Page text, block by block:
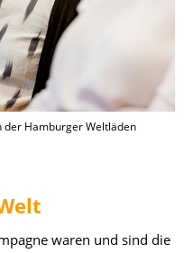
Hamburger Weltläden
waren und sind die